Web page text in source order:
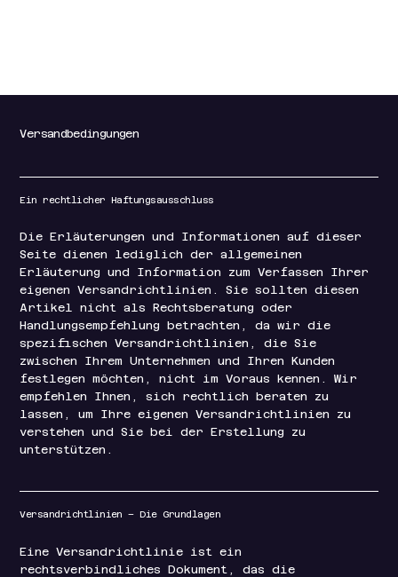
Versandbedingungen
Ein rechtlicher Haftungsausschluss
Die Erläuterungen und Informationen auf dieser
Seite dienen lediglich der allgemeinen
Erläuterung und Information zum Verfassen Ihrer
eigenen Versandrichtlinien. Sie sollten diesen
Artikel nicht als Rechtsberatung oder
Handlungsempfehlung betrachten, da wir die
spezifischen Versandrichtlinien, die Sie
zwischen Ihrem Unternehmen und Ihren Kunden
festlegen möchten, nicht im Voraus kennen. Wir
empfehlen Ihnen, sich rechtlich beraten zu
lassen, um Ihre eigenen Versandrichtlinien zu
verstehen und Sie bei der Erstellung zu
unterstützen.
Versandrichtlinien – Die Grundlagen
Eine Versandrichtlinie ist ein
rechtsverbindliches Dokument, das die